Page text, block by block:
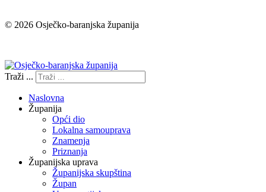
© 2026 Osječko-baranjska županija
Traži ...
Naslovna
Županija
Opći dio
Lokalna samouprava
Znamenja
Priznanja
Županijska uprava
Županijska skupština
Župan